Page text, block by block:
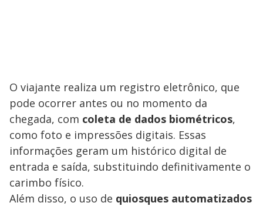
O viajante realiza um registro eletrônico, que
pode ocorrer antes ou no momento da
chegada, com coleta de dados biométricos,
como foto e impressões digitais. Essas
informações geram um histórico digital de
entrada e saída, substituindo definitivamente o
carimbo físico.
Além disso, o uso de quiosques automatizados